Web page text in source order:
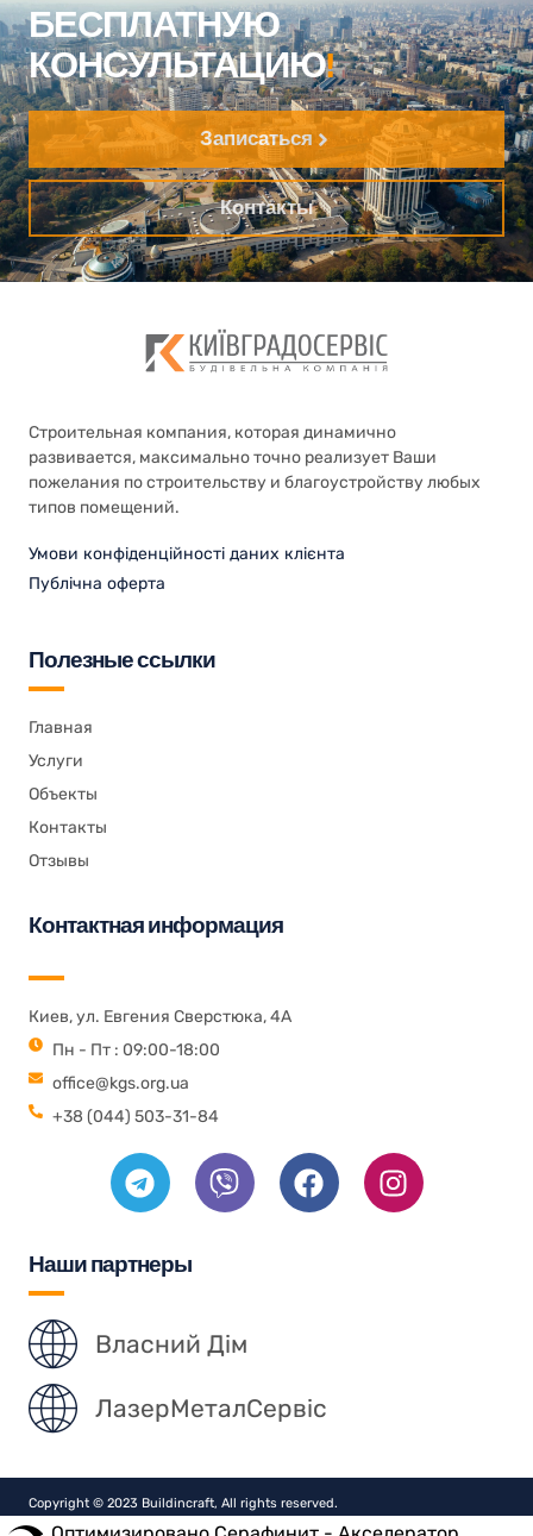
БЕСПЛАТНУЮ
КОНСУЛЬТАЦИЮ!
Записаться
Контакты
Строительная компания, которая динамично
развивается, максимально точно реализует Ваши
пожелания по строительству и благоустройству любых
типов помещений.
Умови конфіденційності даних клієнта
Публічна оферта
Полезные ссылки
Главная
Услуги
Объекты
Контакты
Отзывы
Контактная информация
Киев, ул. Евгения Сверстюка, 4А
Пн - Пт : 09:00-18:00
office@kgs.org.ua
+38 (044) 503-31-84
Наши партнеры
Власний Дім
ЛазерМеталСервіс
Copyright © 2023 Buildincraft, All rights reserved.